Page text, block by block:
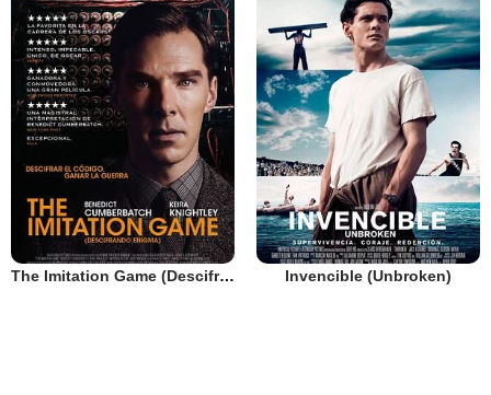
The Imitation Game (Descifrando Enigma) Invencible (Unbroken)